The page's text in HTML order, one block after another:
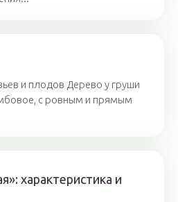
и плодов Дерево у груши
с ровным и прямым
характеристика и